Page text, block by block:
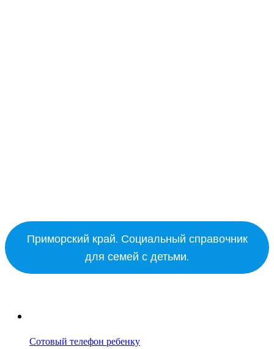
Приморский край. Социальный справочник
для семей с детьми.
Сотовый телефон ребенку